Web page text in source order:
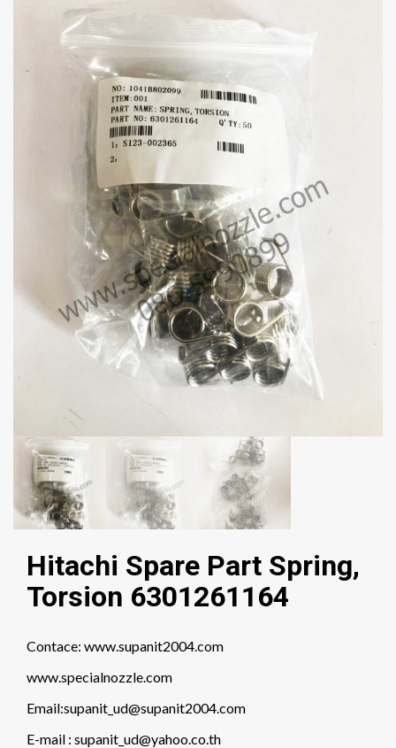
Hitachi Spare Part Spring,
Torsion 6301261164
Contace: www.supanit2004.com
www.specialnozzle.com
Email:supanit_ud@supanit2004.com
E-mail : supanit_ud@yahoo.co.th